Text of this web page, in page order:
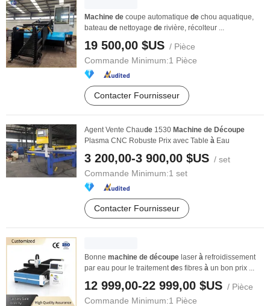
Machine de coupe automatique de chou aquatique,
bateau de nettoyage de rivière, récolteur ...
19 500,00 $US / Pièce
Commande Minimum:1 Pièce
Contacter Fournisseur
Agent Vente Chaude 1530 Machine de Découpe
Plasma CNC Robuste Prix avec Table à Eau
3 200,00-3 900,00 $US / set
Commande Minimum:1 set
Contacter Fournisseur
Bonne machine de découpe laser à refroidissement
par eau pour le traitementdes fibres à un bon prix ...
12 999,00-22 999,00 $US / Pièce
Commande Minimum:1 Pièce